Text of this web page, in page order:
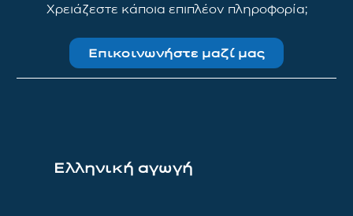
Χρειάζεστε κάποια επιπλέον πληροφορία;
Επικοινωνήστε μαζί μας
Ελληνική αγωγή